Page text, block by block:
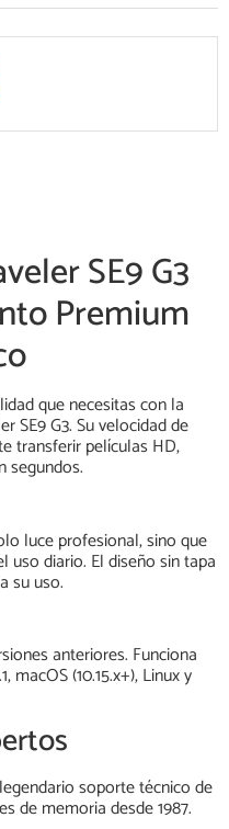
SE9 G3
Premium
que necesitas con la
SE9 G3. Su velocidad de
transferir películas HD,
segundos.
luce profesional, sino que
diario. El diseño sin tapa
su uso.
anteriores. Funciona
macOS (10.15.x+), Linux y
soporte técnico de
de memoria desde 1987.